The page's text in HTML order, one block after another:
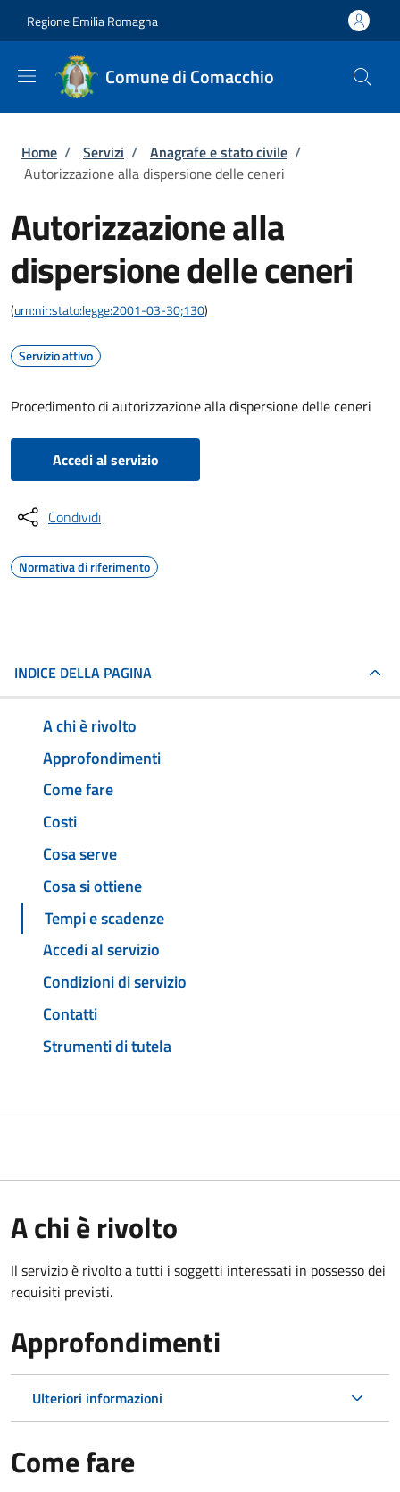
Regione Emilia Romagna
Comune di Comacchio
Briciole di pane
Home / Servizi / Anagrafe e stato civile /
Autorizzazione alla dispersione delle ceneri
Autorizzazione alla
dispersione delle ceneri
(urn:nir:stato:legge:2001-03-30;130)
Servizio attivo
Procedimento di autorizzazione alla dispersione delle ceneri
Accedi al servizio
Condividi
Normativa di riferimento
INDICE DELLA PAGINA
A chi è rivolto
Approfondimenti
Come fare
Costi
Cosa serve
Cosa si ottiene
Tempi e scadenze
Accedi al servizio
Condizioni di servizio
Contatti
Strumenti di tutela
A chi è rivolto
Il servizio è rivolto a tutti i soggetti interessati in possesso dei
requisiti previsti.
Approfondimenti
Ulteriori informazioni
Come fare